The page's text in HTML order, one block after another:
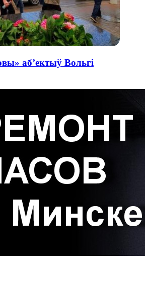
аб’ектыў Вольгі